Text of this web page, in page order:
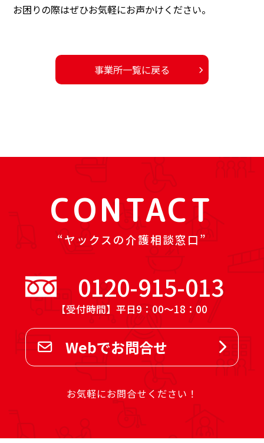
お困りの際はぜひお気軽にお声かけください。
事業所一覧に戻る
CONTACT
ヤックスの介護相談窓口
0120-915-013
【受付時間】平日9：00～18：00
Webでお問合せ
お気軽にお問合せください！